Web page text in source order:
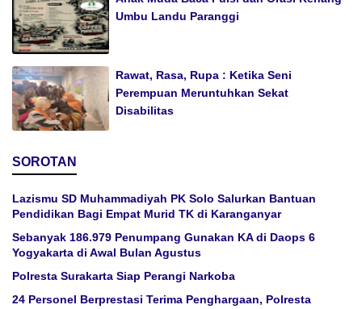
Umbu Landu Paranggi
Rawat, Rasa, Rupa : Ketika Seni
Perempuan Meruntuhkan Sekat
Disabilitas
SOROTAN
Lazismu SD Muhammadiyah PK Solo Salurkan Bantuan
Pendidikan Bagi Empat Murid TK di Karanganyar
Sebanyak 186.979 Penumpang Gunakan KA di Daops 6
Yogyakarta di Awal Bulan Agustus
Polresta Surakarta Siap Perangi Narkoba
24 Personel Berprestasi Terima Penghargaan, Polresta